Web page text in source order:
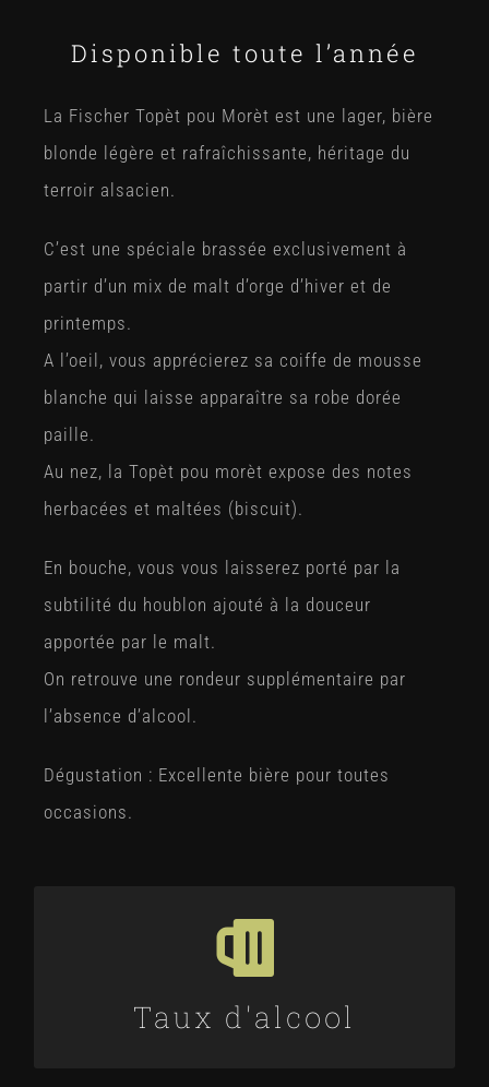
Disponible toute l’année
La Fischer Topèt pou Morèt est une lager, bière
blonde légère et rafraîchissante, héritage du
terroir alsacien.
C’est une spéciale brassée exclusivement à
partir d’un mix de malt d’orge d’hiver et de
printemps.
A l’oeil, vous apprécierez sa coiffe de mousse
blanche qui laisse apparaître sa robe dorée
paille.
Au nez, la Topèt pou morèt expose des notes
herbacées et maltées (biscuit).
En bouche, vous vous laisserez porté par la
subtilité du houblon ajouté à la douceur
apportée par le malt.
On retrouve une rondeur supplémentaire par
l’absence d’alcool.
Dégustation : Excellente bière pour toutes
occasions.
Taux d'alcool
<0.5% VOL